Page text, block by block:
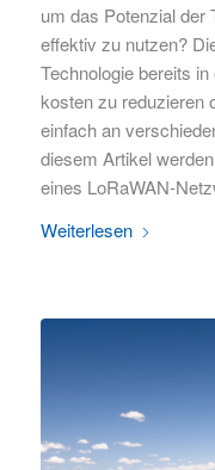
um das Potenzial der
effektiv zu nutzen?
Technologie bereits
kosten zu reduzieren
einfach an
diesem Artikel
eines LoRaWAN-
Weiterlesen